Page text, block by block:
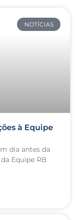
NOTÍCIAS
à Equipe
dia antes da
Equipe RB